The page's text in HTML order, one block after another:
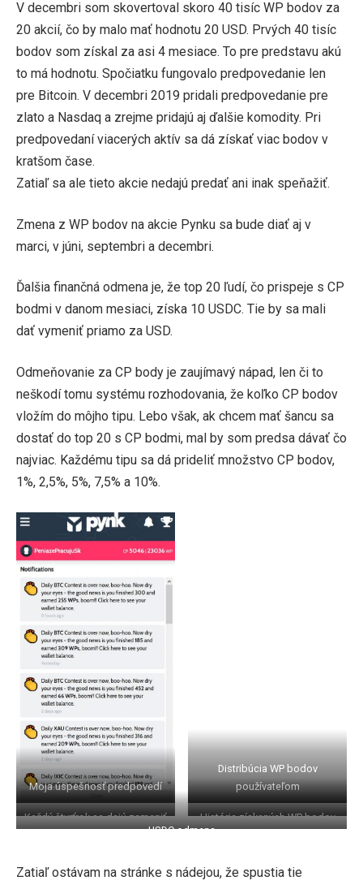
V decembri som skovertoval skoro 40 tisíc WP bodov za
20 akcií, čo by malo mať hodnotu 20 USD. Prvých 40 tisíc
bodov som získal za asi 4 mesiace. To pre predstavu akú
to má hodnotu. Spočiatku fungovalo predpovedanie len
pre Bitcoin. V decembri 2019 pridali predpovedanie pre
zlato a Nasdaq a zrejme pridajú aj ďalšie komodity. Pri
predpovedaní viacerých aktív sa dá získať viac bodov v
kratšom čase.
Zatiaľ sa ale tieto akcie nedajú predať ani inak speňažiť.
Zmena z WP bodov na akcie Pynku sa bude diať aj v
marci, v júni, septembri a decembri.
Ďalšia finančná odmena je, že top 20 ľudí, čo prispeje s CP
bodmi v danom mesiaci, získa 10 USDC. Tie by sa mali
dať vymeniť priamo za USD.
Odmeňovanie za CP body je zaujímavý nápad, len či to
neškodí tomu systému rozhodovania, že koľko CP bodov
vložím do môjho tipu. Lebo však, ak chcem mať šancu sa
dostať do top 20 s CP bodmi, mal by som predsa dávať čo
najviac. Každému tipu sa dá prideliť množstvo CP bodov,
1%, 2,5%, 5%, 7,5% a 10%.
Moja úspešnosť predpovedí
Distribúcia WP bodov
používateľom
Každý štvrťrok sa dajú zameniť
História získaných WP bodov
USDC odmena
Zatiaľ ostávam na stránke s nádejou, že spustia tie